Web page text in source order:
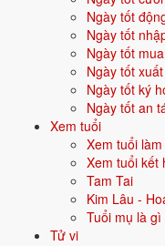
Ngày tốt
Ngày tốt
Ngày tốt
Ngày tốt
Ngày tốt ký
Ngày tốt an
Xem tuổi
Xem tuổi
Xem tuổi kết
Tam Tai
Kim Lâu -
Tuổi mụ là gì
Tử vi
Năm tương đối ổn định
Năm 2026 người sinh
-2 (Sơ sinh),
Đặt tên con
Hướng đặt nôi
Đặt tên cho người sinh